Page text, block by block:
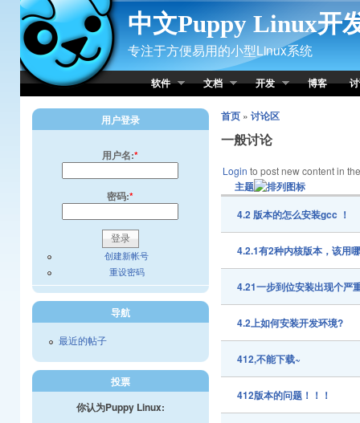
Skip to Content
中文Puppy Linux开
专注于方便易用的小型Linux系统
软件 文档 开发 博客
首页» 讨论区
一般讨论
Login to post new content in
主题
4.2 版本的怎么安装gcc ！
4.2.1有2种内核版本，该用
4.21一步到位安装出现个严
4.2上如何安装开发环境?
412,不能下载~
412版本的问题！！！
用户登录
用户名:*
密码:*
创建新帐号
重设密码
导航
最近的帖子
投票
你认为Puppy Linux: